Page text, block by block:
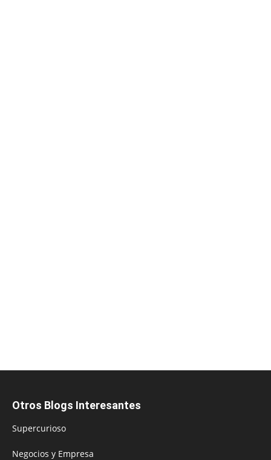
Otros Blogs Interesantes
Supercurioso
Negocios y Empresa